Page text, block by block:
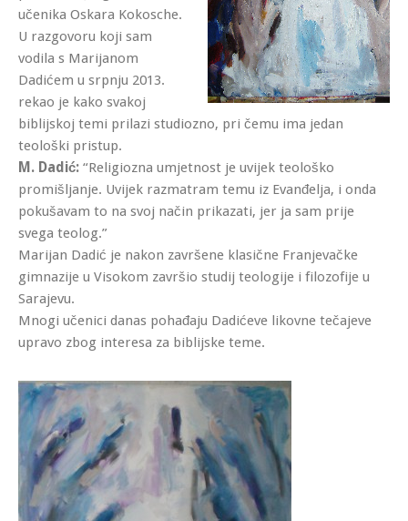
učenika Oskara Kokosche.
U razgovoru koji sam
vodila s Marijanom
Dadićem u srpnju 2013.
rekao je kako svakoj
biblijskoj temi prilazi studiozno, pri čemu ima jedan
teološki pristup.
M. Dadić: “Religiozna umjetnost je uvijek teološko
promišljanje. Uvijek razmatram temu iz Evanđelja, i onda
pokušavam to na svoj način prikazati, jer ja sam prije
svega teolog.”
Marijan Dadić je nakon završene klasične Franjevačke
gimnazije u Visokom završio studij teologije i filozofije u
Sarajevu.
Mnogi učenici danas pohađaju Dadićeve likovne tečajeve
upravo zbog interesa za biblijske teme.